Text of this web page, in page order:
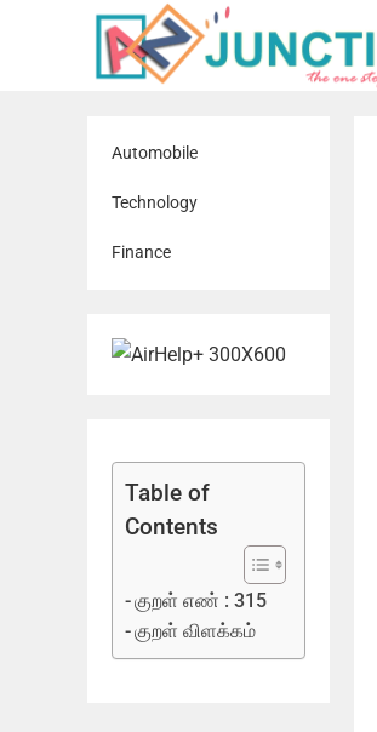
Automobile
Technology
Finance
Table of
Contents
குறள் எண் : 315
குறள் விளக்கம்